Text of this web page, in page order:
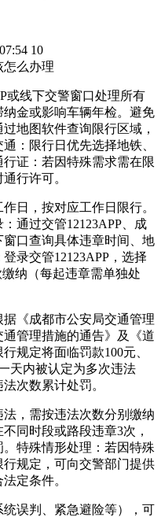
10
怎么办理
或线下交警窗口处理所有
金或影响车辆年检。避免
地图软件查询限行区域，
：限行日优先选择地铁、
证：若因特殊需求需在限
行许可。
日，按对应工作日限行。
通过交管12123APP、成
口查询具体违章时间、地
录交管12123APP，选择
纳（每起违章需单独处
《成都市公安局交通管理
管理措施的通告》及《道
规定将面临罚款100元、
天内被认定为多次违法
次数累计处罚。
，需按违法次数分别缴纳
同时段或路段违章3次，
特殊情形处理：若因特殊
规定，可向交警部门提供
定条件。
误判、紧急避险等），可